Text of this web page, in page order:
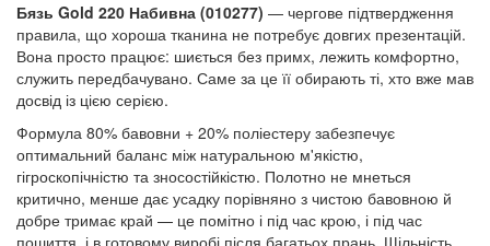
Бязь Gold 220 Набивна (010277) — чергове підтвердження
правила, що хороша тканина не потребує довгих презентацій.
Вона просто працює: шиється без примх, лежить комфортно,
служить передбачувано. Саме за це її обирають ті, хто вже мав
досвід із цією серією.
Формула 80% бавовни + 20% поліестеру забезпечує
оптимальний баланс між натуральною м'якістю,
гігроскопічністю та зносостійкістю. Полотно не мнеться
критично, менше дає усадку порівняно з чистою бавовною й
добре тримає край — це помітно і під час крою, і під час